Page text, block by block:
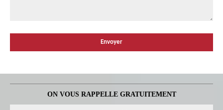
ON VOUS RAPPELLE GRATUITEMENT